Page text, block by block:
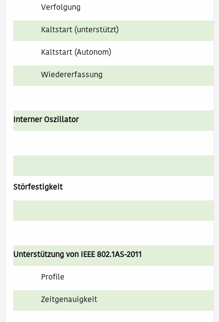
Verfolgung
Kaltstart (unterstützt)
Kaltstart (Autonom)
Wiedererfassung
Interner Oszillator
Störfestigkeit
Unterstützung von IEEE 802.1AS-2011
Profile
Zeitgenauigkeit